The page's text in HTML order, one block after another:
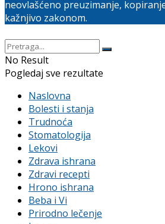
neovlašćeno preuzimanje,
kažnjivo zakonom.
No Result
Pogledaj sve rezultate
Naslovna
Bolesti i stanja
Trudnoća
Stomatologija
Lekovi
Zdrava ishrana
Zdravi recepti
Hrono ishrana
Beba i Vi
Prirodno lečenje